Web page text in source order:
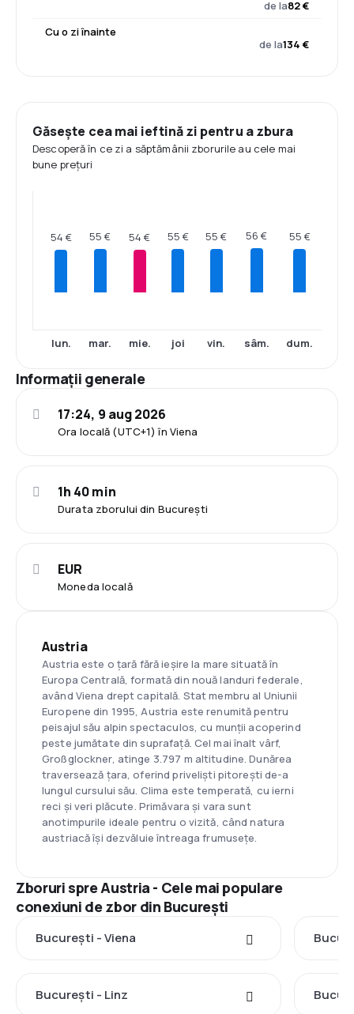
de la82 €
Cu o zi înainte
de la134 €
Găsește cea mai ieftină zi pentru a zbura
Descoperă în ce zi a săptămânii zborurile au cele mai
bune prețuri
54 €
lun.
55 €
mar.
54 €
mie.
55 €
joi
55 €
vin.
56 €
sâm.
55 €
dum.
Informații generale
Ora locală (UTC+1) în Viena
17:24, 9 aug 2026
Durata zborului din București
1h 40 min
Moneda locală
EUR
Austria
Austria este o țară fără ieșire la mare situată în
Europa Centrală, formată din nouă landuri federale,
având Viena drept capitală. Stat membru al Uniunii
Europene din 1995, Austria este renumită pentru
peisajul său alpin spectaculos, cu munții acoperind
peste jumătate din suprafață. Cel mai înalt vârf,
Großglockner, atinge 3.797 m altitudine. Dunărea
traversează țara, oferind priveliști pitorești de-a
lungul cursului său. Clima este temperată, cu ierni
reci și veri plăcute. Primăvara și vara sunt
anotimpurile ideale pentru o vizită, când natura
austriacă își dezvăluie întreaga frumusețe.
Zboruri spre Austria - Cele mai populare
conexiuni de zbor din București
București - Viena
București - Linz